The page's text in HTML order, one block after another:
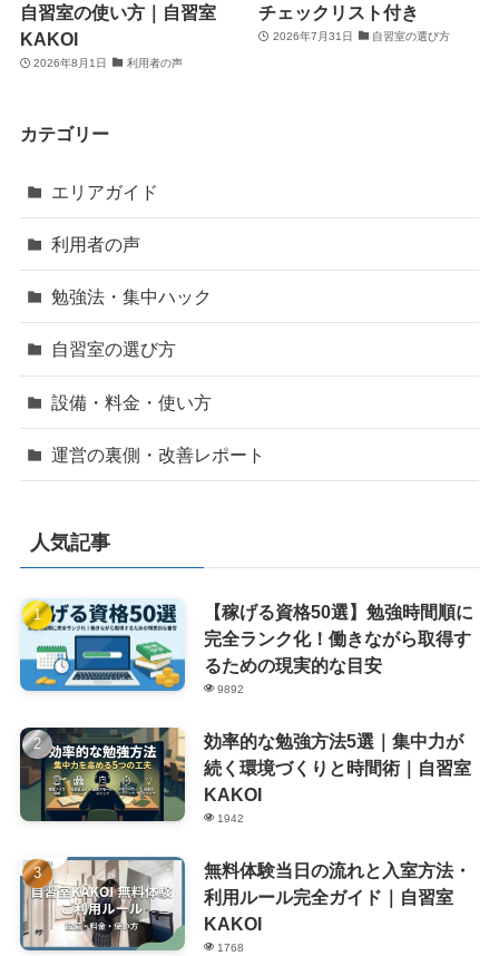
自習室の使い方｜自習室
KAKOI
2026年8月1日 利用者の声
チェックリスト付き
2026年7月31日 自習室の選び方
カテゴリー
エリアガイド
利用者の声
勉強法・集中ハック
自習室の選び方
設備・料金・使い方
運営の裏側・改善レポート
人気記事
【稼げる資格50選】勉強時間順に
完全ランク化！働きながら取得す
るための現実的な目安
9892
効率的な勉強方法5選｜集中力が
続く環境づくりと時間術｜自習室
KAKOI
1942
無料体験当日の流れと入室方法・
利用ルール完全ガイド｜自習室
KAKOI
1768